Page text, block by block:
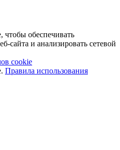
обеспечивать
сайта и анализировать сетевой
cookie
Правила использования